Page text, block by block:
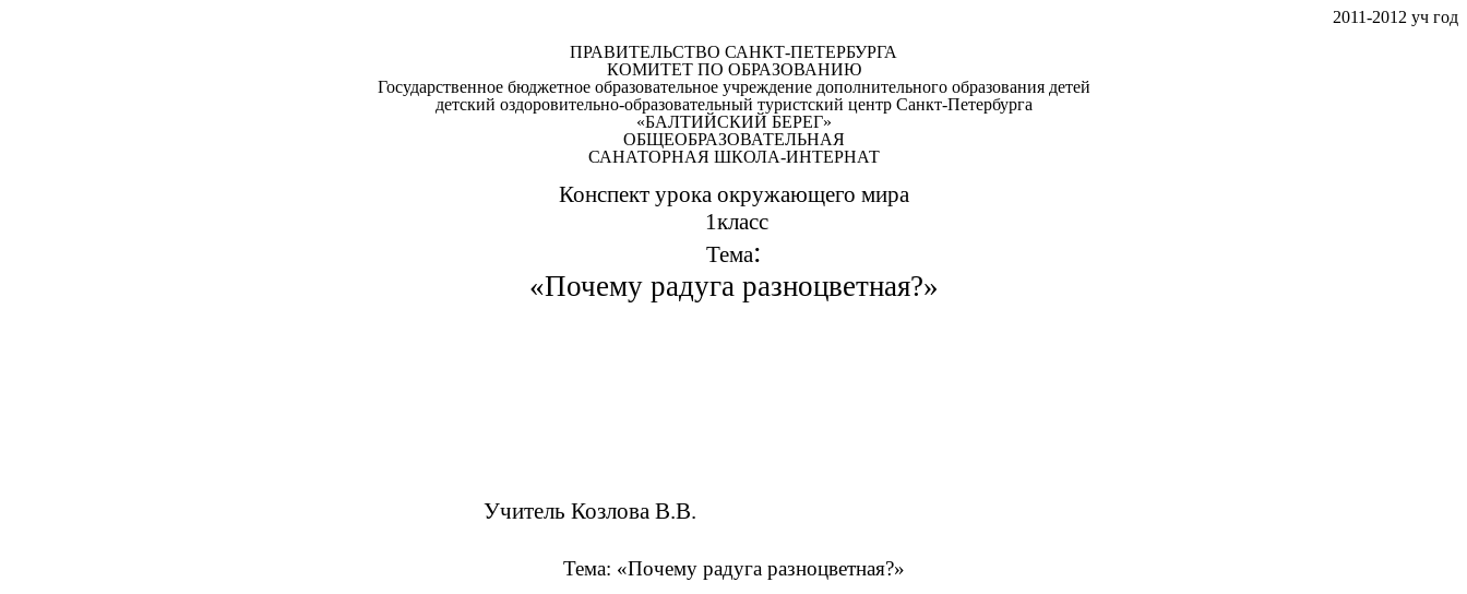
2011-2012 уч год
ПРАВИТЕЛЬСТВО САНКТ-ПЕТЕРБУРГА
КОМИТЕТ ПО ОБРАЗОВАНИЮ
Государственное бюджетное образовательное учреждение дополнительного образования детей
детский оздоровительно-образовательный туристский центр Санкт-Петербурга
«БАЛТИЙСКИЙ БЕРЕГ»
ОБЩЕОБРАЗОВАТЕЛЬНАЯ
САНАТОРНАЯ ШКОЛА-ИНТЕРНАТ
Конспект урока окружающего мира
1класс
Тема:
«Почему радуга разноцветная?»
Учитель Козлова В.В.
Тема: «Почему радуга разноцветная?»